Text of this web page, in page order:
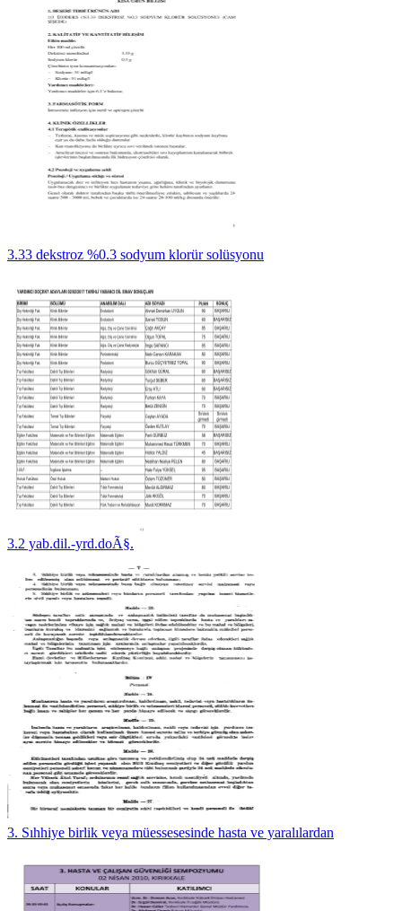
3.33 dekstroz %0.3 sodyum klorür solüsyonu
3.2 yab.dil.-yrd.doÃ§.
3. Sıhhiye birlik veya müessesesinde hasta ve yaralılardan